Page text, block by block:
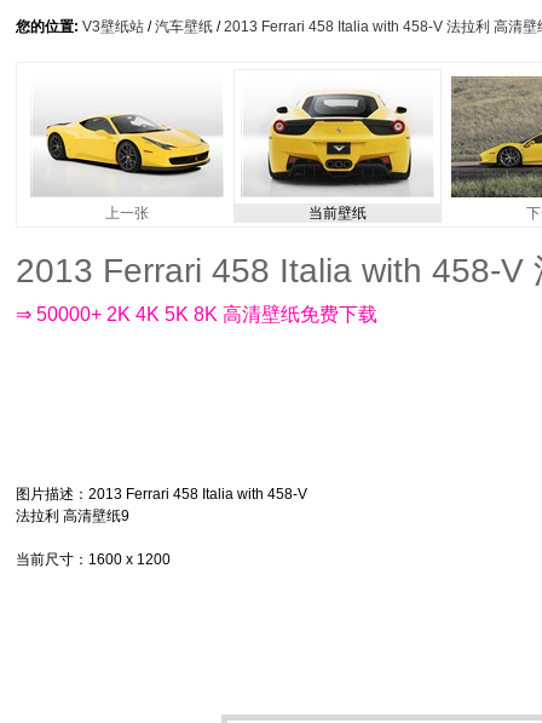
您的位置: V3壁纸站 /汽车壁纸 /2013 Ferrari 458 Italia with 458-V 法拉利 高清壁
上一张 当前壁纸
2013 Ferrari 458 Italia with 458-V
⇒ 50000+ 2K 4K 5K 8K 高清壁纸免费下载
图片描述 ：2013 Ferrari 458 Italia with 458-V
法拉利 高清壁纸9
当前尺寸 ：1600 x 1200